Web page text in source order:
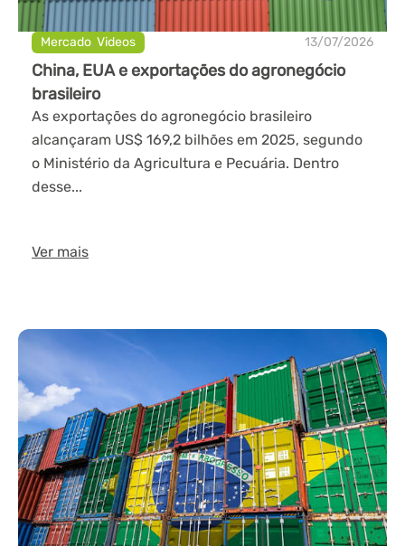
Mercado,Videos 13/07/2026
China, EUA e exportações do agronegócio
brasileiro
As exportações do agronegócio brasileiro
alcançaram US$ 169,2 bilhões em 2025, segundo
o Ministério da Agricultura e Pecuária. Dentro
desse...
Ver mais